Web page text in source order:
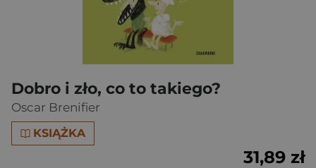
Dobro i zło, co to takiego?
Oscar Brenifier
KSIĄŻKA
31,89 zł